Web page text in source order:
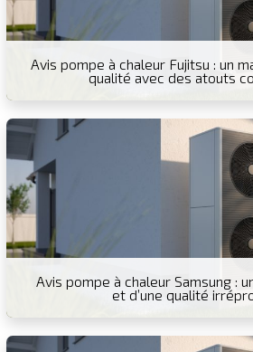
Avis pompe à chaleur Fujitsu : un
qualité avec des atouts
Avis pompe à chaleur Samsung :
et d’une qualité